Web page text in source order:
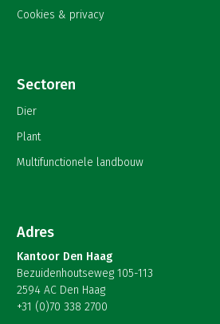
Cookies & privacy
Sectoren
Dier
Plant
Multifunctionele landbouw
Adres
Kantoor Den Haag
Bezuidenhoutseweg 105-113
2594 AC Den Haag
+31 (0)70 338 2700